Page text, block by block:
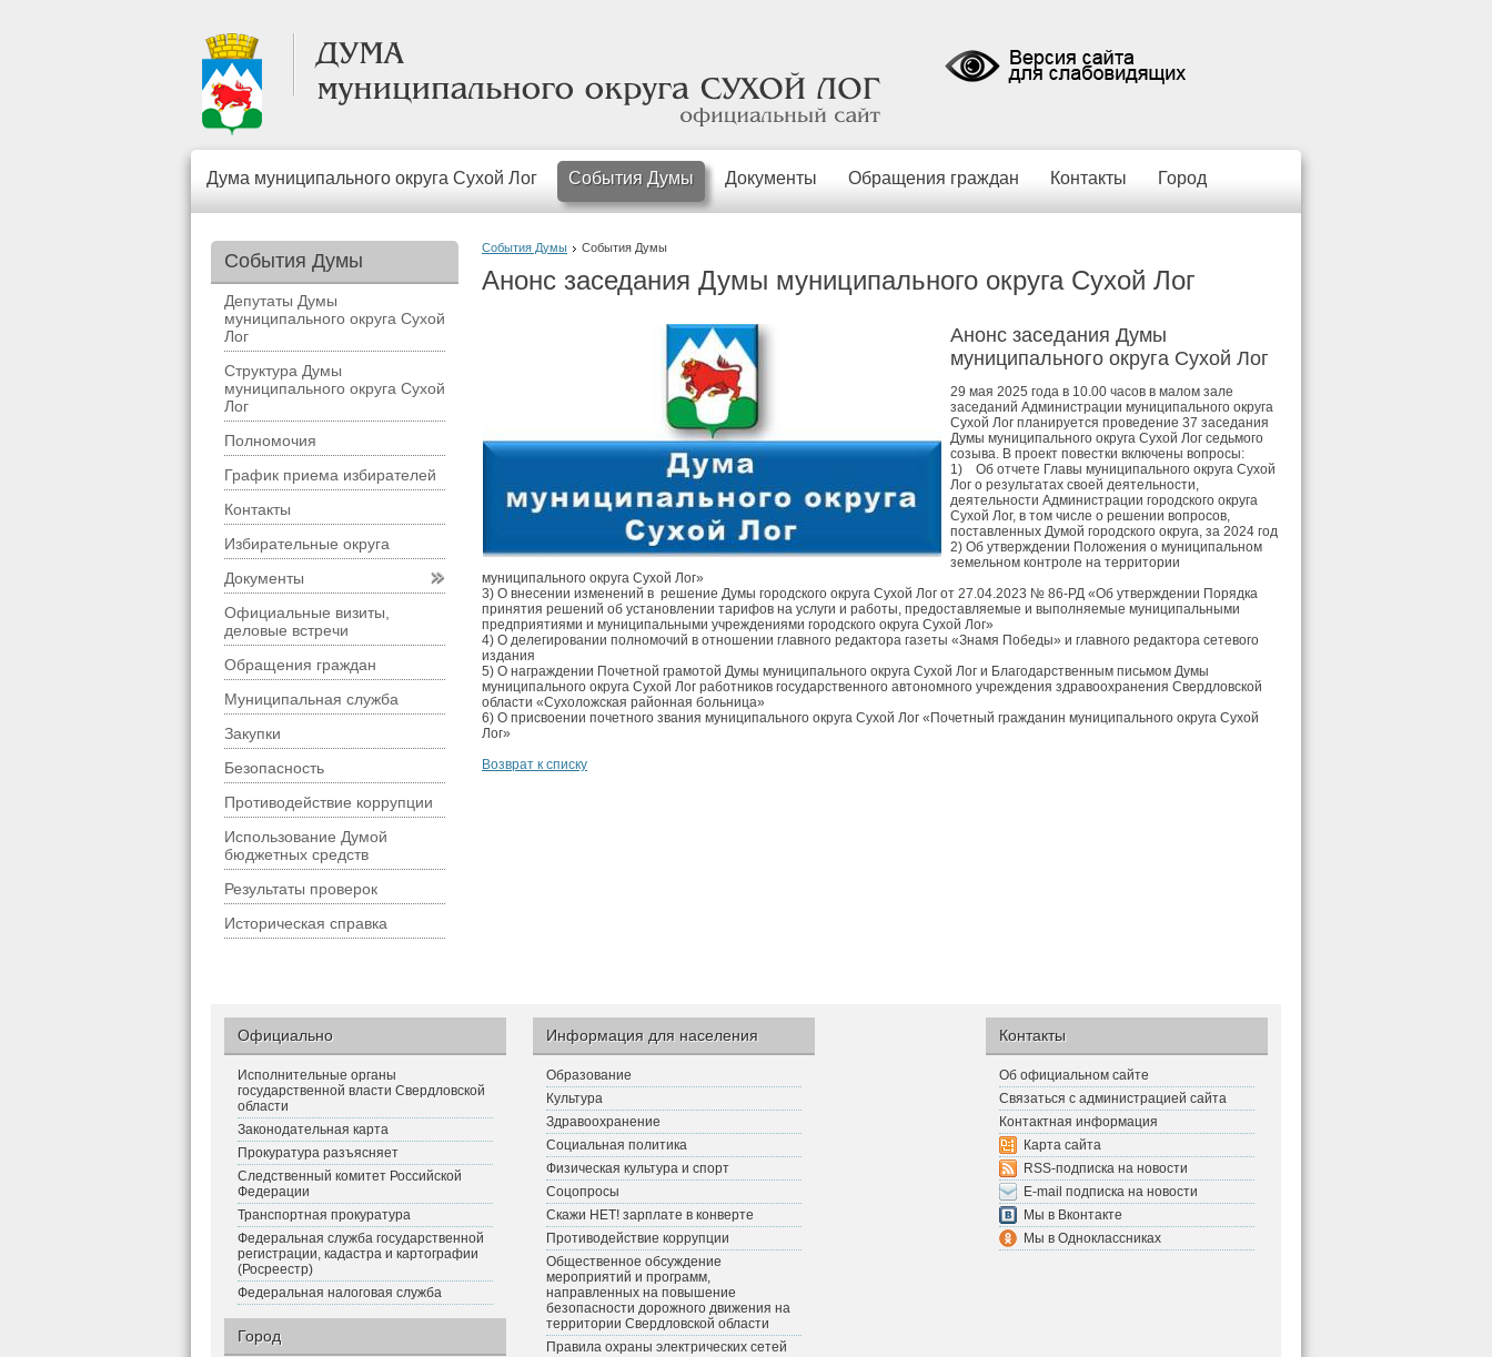
Дума муниципального округа Сухой Лог События Думы Документы Обращения граждан Контакты Город
События Думы События Думы
Анонс заседания Думы муниципального округа Сухой Лог
Анонс заседания Думы
муниципального округа Сухой Лог
29 мая 2025 года в 10.00 часов в малом зале
заседаний Администрации муниципального округа
Сухой Лог планируется проведение 37 заседания
Думы муниципального округа Сухой Лог седьмого
созыва. В проект повестки включены вопросы:
1) Об отчете Главы муниципального округа Сухой
Лог о результатах своей деятельности,
деятельности Администрации городского округа
Сухой Лог, в том числе о решении вопросов,
поставленных Думой городского округа, за 2024 год
2) Об утверждении Положения о муниципальном
земельном контроле на территории
муниципального округа Сухой Лог»
3) О внесении изменений в решение Думы городского округа Сухой Лог от 27.04.2023 № 86-РД «Об утверждении Порядка
принятия решений об установлении тарифов на услуги и работы, предоставляемые и выполняемые муниципальными
предприятиями и муниципальными учреждениями городского округа Сухой Лог»
4) О делегировании полномочий в отношении главного редактора газеты «Знамя Победы» и главного редактора сетевого
издания
5) О награждении Почетной грамотой Думы муниципального округа Сухой Лог и Благодарственным письмом Думы
муниципального округа Сухой Лог работников государственного автономного учреждения здравоохранения Свердловской
области «Сухоложская районная больница»
6) О присвоении почетного звания муниципального округа Сухой Лог «Почетный гражданин муниципального округа Сухой
Лог»
Возврат к списку
События Думы
Депутаты Думы
муниципального округа Сухой
Лог
Структура Думы
муниципального округа Сухой
Лог
Полномочия
График приема избирателей
Контакты
Избирательные округа
Документы
Официальные визиты,
деловые встречи
Обращения граждан
Муниципальная служба
Закупки
Безопасность
Противодействие коррупции
Использование Думой
бюджетных средств
Результаты проверок
Историческая справка
Официально
Исполнительные органы
государственной власти Свердловской
области
Законодательная карта
Прокуратура разъясняет
Следственный комитет Российской
Федерации
Транспортная прокуратура
Федеральная служба государственной
регистрации, кадастра и картографии
(Росреестр)
Федеральная налоговая служба
Город
Информация для населения
Образование
Культура
Здравоохранение
Социальная политика
Физическая культура и спорт
Соцопросы
Скажи НЕТ! зарплате в конверте
Противодействие коррупции
Общественное обсуждение
мероприятий и программ,
направленных на повышение
безопасности дорожного движения на
территории Свердловской области
Правила охраны электрических сетей
Контакты
Об официальном сайте
Связаться с администрацией сайта
Контактная информация
Карта сайта
RSS-подписка на новости
E-mail подписка на новости
Мы в Вконтакте
Мы в Одноклассниках